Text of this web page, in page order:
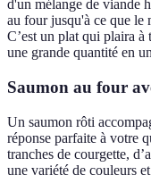
d'un mélange de viande
au four jusqu'à ce que le
C’est un plat qui plaira
une grande quantité en
Saumon au four
Un saumon rôti
réponse parfaite à votre
tranches de courgette,
une variété de couleurs